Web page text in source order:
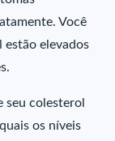
Você
estão elevados
seu colesterol
os níveis